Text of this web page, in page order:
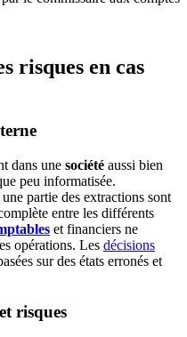
risques en cas
dans une société aussi bien
peu informatisée.
partie des extractions sont
entre les différents
et financiers ne
opérations. Les décisions
sur des états erronés et
risques